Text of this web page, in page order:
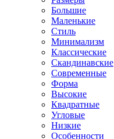
Большие
Маленькие
Стиль
Минимализм
Классические
Скандинавские
Современные
Форма
Высокие
Квадратные
Угловые
Низкие
Особенности